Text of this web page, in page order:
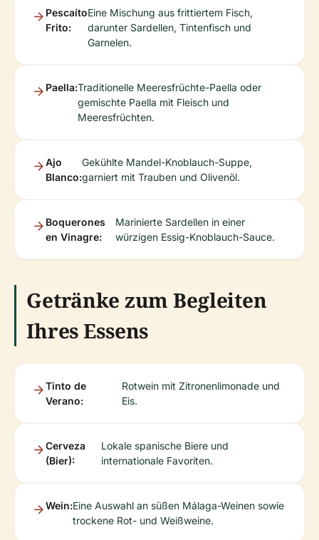
Pescaíto
Frito:
Eine Mischung aus frittiertem Fisch,
darunter Sardellen, Tintenfisch und
Garnelen.
Paella:Traditionelle Meeresfrüchte-Paella oder
gemischte Paella mit Fleisch und
Meeresfrüchten.
Ajo
Blanco:
Gekühlte Mandel-Knoblauch-Suppe,
garniert mit Trauben und Olivenöl.
Boquerones
en Vinagre:
Marinierte Sardellen in einer
würzigen Essig-Knoblauch-Sauce.
Getränke zum Begleiten
Ihres Essens
Tinto de
Verano:
Rotwein mit Zitronenlimonade und
Eis.
Cerveza
(Bier):
Lokale spanische Biere und
internationale Favoriten.
Wein:Eine Auswahl an süßen Málaga-Weinen sowie
trockene Rot- und Weißweine.